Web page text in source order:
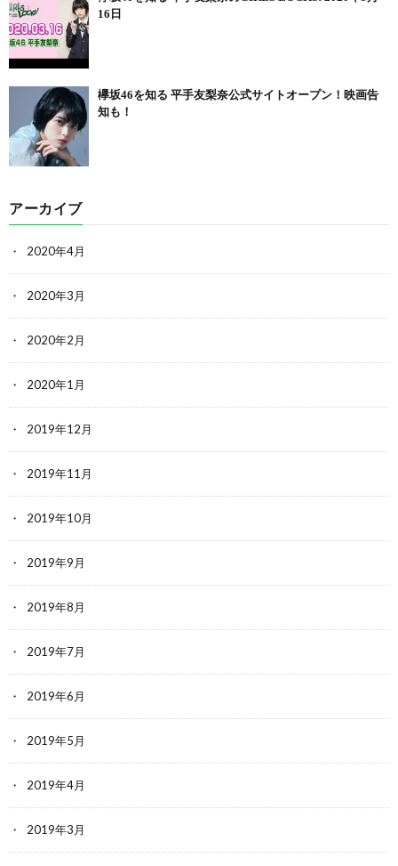
16日
欅坂46を知る 平手友梨奈公式サイトオープン！映画告
知も！
アーカイブ
2020年4月
2020年3月
2020年2月
2020年1月
2019年12月
2019年11月
2019年10月
2019年9月
2019年8月
2019年7月
2019年6月
2019年5月
2019年4月
2019年3月